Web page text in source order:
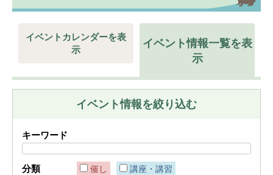
イベントカレンダーを表
示
イベント情報一覧を表
示
イベント情報を絞り込む
キーワード
分類 催し
講座・講習